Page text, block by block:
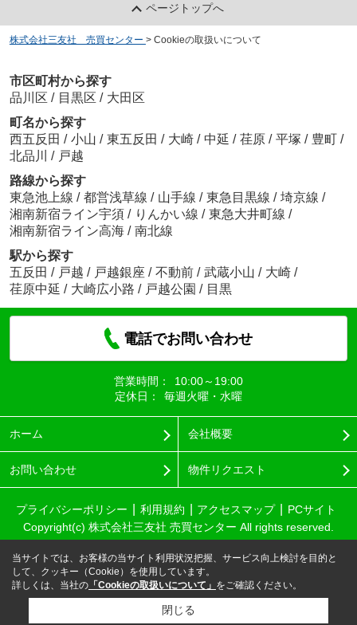
ページトップへ
株式会社三友社 売買センター > Cookieの取扱いについて
市区町村から探す
品川区 / 目黒区 / 大田区
町名から探す
西五反田 / 小山 / 東五反田 / 大崎 / 中延 / 荏原 / 平塚 / 豊町 /
北品川 / 戸越
路線から探す
東急池上線 / 都営浅草線 / 山手線 / 東急目黒線 / 埼京線 /
湘南新宿ライン宇須 / りんかい線 / 東急大井町線 /
湘南新宿ライン高海 / 南北線
駅から探す
五反田 / 戸越 / 戸越銀座 / 不動前 / 武蔵小山 / 大崎 /
荏原中延 / 大崎広小路 / 戸越公園 / 目黒
電話でお問い合わせ
営業時間：
10:00～19:00
定休日：
毎週火曜・水曜
ホーム 会社概要
お問い合わせ 物件リクエスト
プライバシーポリシー 利用規約 アクセスマップ
PCサイト
Copyright(c) 株式会社三友社 売買センター All rights reserved.
当サイトでは、お客様の当サイト利用状況把握、サービス向上検討を目的と
して、クッキー（Cookie）を使用しています。
詳しくは、当社の 「Cookieの取扱いについて」 をご確認ください。
閉じる